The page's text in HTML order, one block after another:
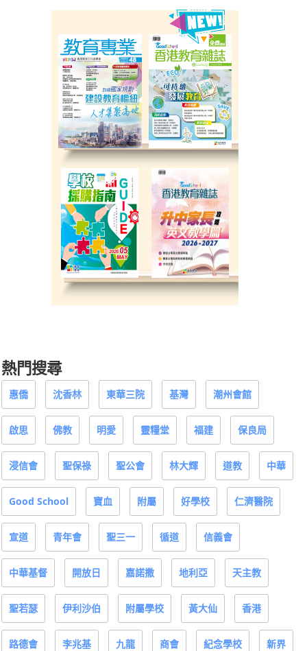
熱門搜尋
惠僑 沈香林 東華三院 基灣 潮州會館
啟思 佛教 明愛 靈糧堂 福建 保良局
浸信會 聖保祿 聖公會 林大輝 道教 中華
Good School 寶血 附屬 好學校 仁濟醫院
宣道 青年會 聖三一 循道 信義會
中華基督 開放日 嘉諾撒 地利亞 天主教
聖若瑟 伊利沙伯 附屬學校 黃大仙 香港
路德會 李兆基 九龍 商會 紀念學校 新界